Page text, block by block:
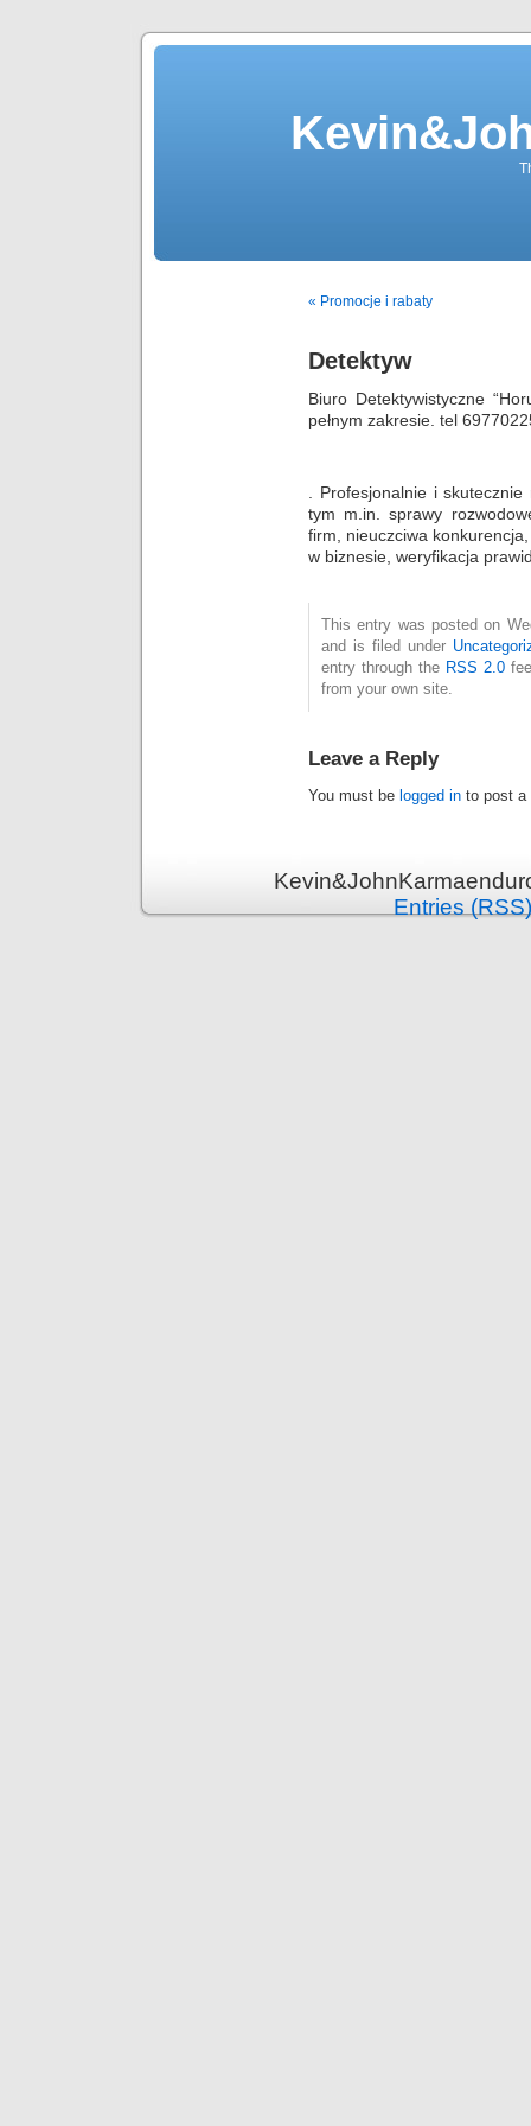
« Promocje i rabaty
Detektyw
Biuro Detektywistyczne
pełnym zakresie. tel
. Profesjonalnie i
tym m.in. sprawy
firm, nieuczciwa
w biznesie, weryfikacja
This entry was posted on
and is filed under
entry through the RSS 2.0
from your own site.
Leave a Reply
You must be logged in to post a
Entries (RSS)